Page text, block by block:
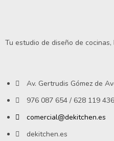
Tu estudio de diseño de
Av. Gertrudis Gómez de
976 087 654 / 628 119 436
comercial@dekitchen.es
dekitchen.es